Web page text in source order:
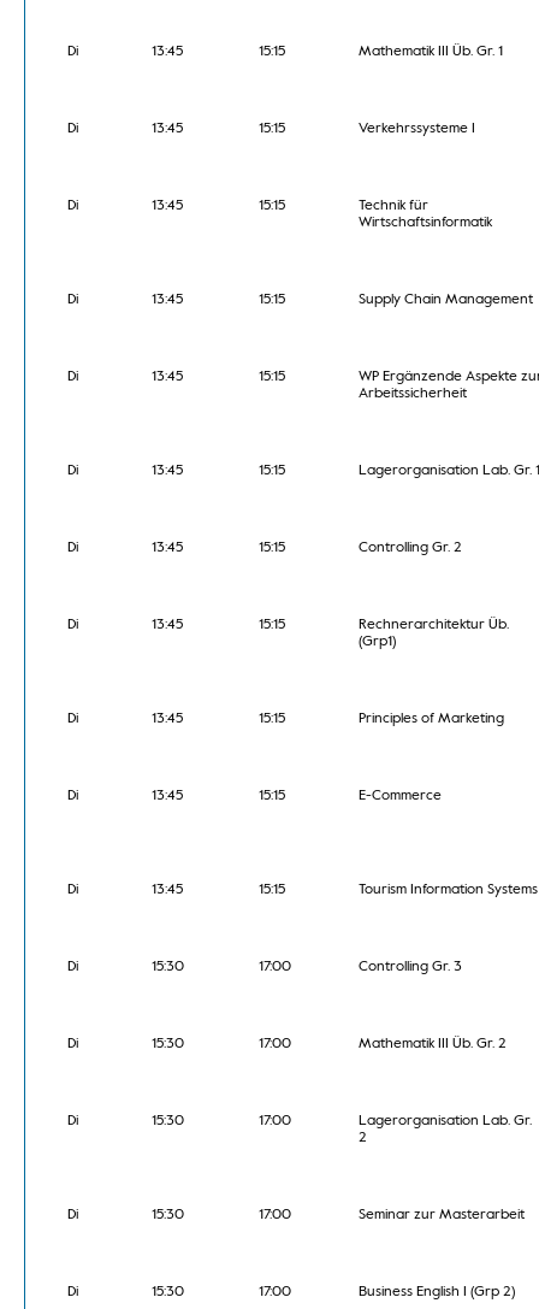
Di 13:45 15:15 Mathematik III Üb. Gr. 1
Di 13:45 15:15 Verkehrssysteme I
Di 13:45 15:15
Technik für
Wirtschaftsinformatik
Di 13:45 15:15 Supply Chain Management
Di 13:45 15:15
WP Ergänzende Aspekte
Arbeitssicherheit
Di 13:45 15:15 Lagerorganisation Lab. Gr. 1
Di 13:45 15:15 Controlling Gr. 2
Di 13:45 15:15
Rechnerarchitektur Üb.
(Grp1)
Di 13:45 15:15 Principles of Marketing
Di 13:45 15:15 E-Commerce
Di 13:45 15:15 Tourism Information Systems
Di 15:30 17:00 Controlling Gr. 3
Di 15:30 17:00 Mathematik III Üb. Gr. 2
Di 15:30 17:00
Lagerorganisation Lab. Gr.
2
Di 15:30 17:00 Seminar zur Masterarbeit
Di 15:30 17:00 Business English I (Grp 2)